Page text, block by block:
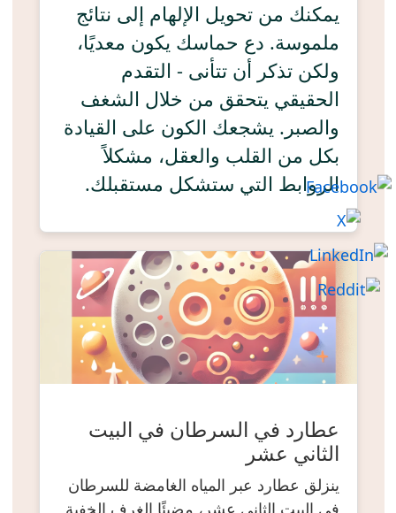
يمكنك من تحويل الإلهام إلى نتائج
ملموسة. دع حماسك يكون معديًا،
ولكن تذكر أن تتأنى - التقدم
الحقيقي يتحقق من خلال الشغف
والصبر. يشجعك الكون على القيادة
بكل من القلب والعقل، مشكلاً
الروابط التي ستشكل مستقبلك.
عطارد في السرطان في البيت
الثاني عشر
ينزلق عطارد عبر المياه الغامضة للسرطان
في البيت الثاني عشر، مضيئًا الغرف الخفية